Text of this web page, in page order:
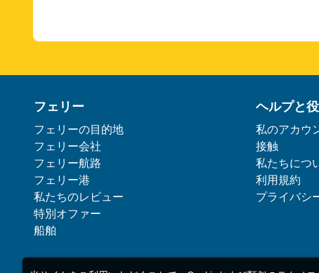
フェリー
フェリーの目的地
フェリー会社
フェリー航路
フェリー港
私たちのレビュー
特別オファー
船舶
ヘルプと
私のアカウ
接触
私たちにつ
利用規約
プライバシ